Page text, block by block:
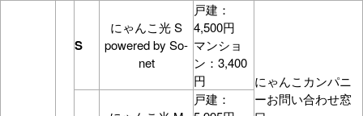
S
にゃんこ光 S
powered by So-
net
戸建：
4,500円
マンショ
ン：3,400
円
にゃんこカンパニ
ーお問い合わせ窓
戸建：